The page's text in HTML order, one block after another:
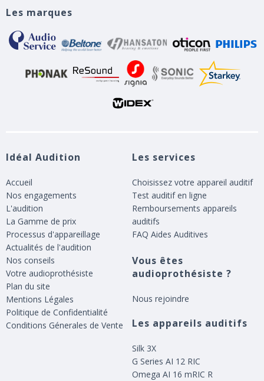
Les marques
Idéal Audition
Accueil
Nos engagements
L'audition
La Gamme de prix
Processus d'appareillage
Actualités de l'audition
Nos conseils
Votre audioprothésiste
Plan du site
Mentions Légales
Politique de Confidentialité
Conditions Génerales de Vente
Les services
Choisissez votre appareil auditif
Test auditif en ligne
Remboursements appareils
auditifs
FAQ Aides Auditives
Vous êtes
audioprothésiste ?
Nous rejoindre
Les appareils auditifs
Silk 3X
G Series AI 12 RIC
Omega AI 16 mRIC R